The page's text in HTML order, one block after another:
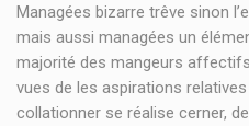
Managées bizarre trêve sinon
mais aussi managées un
majorité des mangeurs
vues de les aspirations
collationner se réalise cerner,